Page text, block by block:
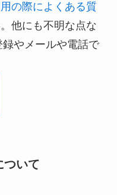
の際によくある質
他にも不明な点な
やメールや電話で
ついて